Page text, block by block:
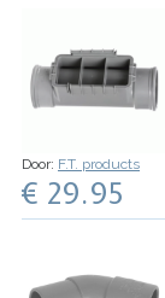
Door: F.T. products
€ 29.95